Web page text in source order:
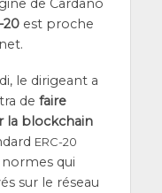
de Car­da­no
20est proche
le diri­geant a
de faire
la blo­ck­chain
ERC-20
qui
sur le réseau